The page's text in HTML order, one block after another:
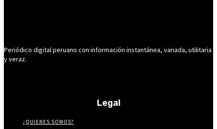
Periódico digital peruano con información instantánea, variada, utilitaria
y veraz.
Legal
¿QUIENES SOMOS?